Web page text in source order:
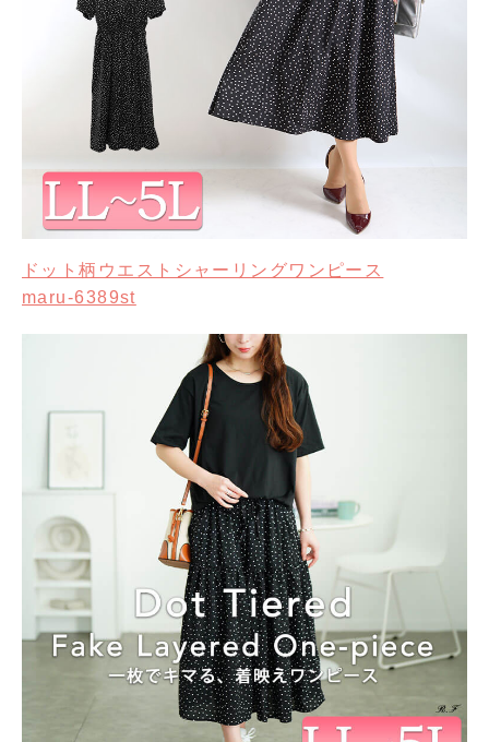
ドット柄ウエストシャーリングワンピース
maru-6389st